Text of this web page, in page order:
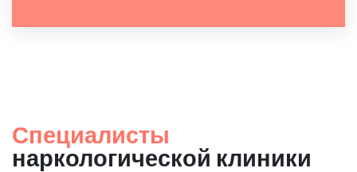
Специалисты
наркологической клиники